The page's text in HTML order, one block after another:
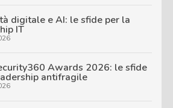
digitale e AI: le sfide per la
IT
Awards 2026: le sfide
antifragile